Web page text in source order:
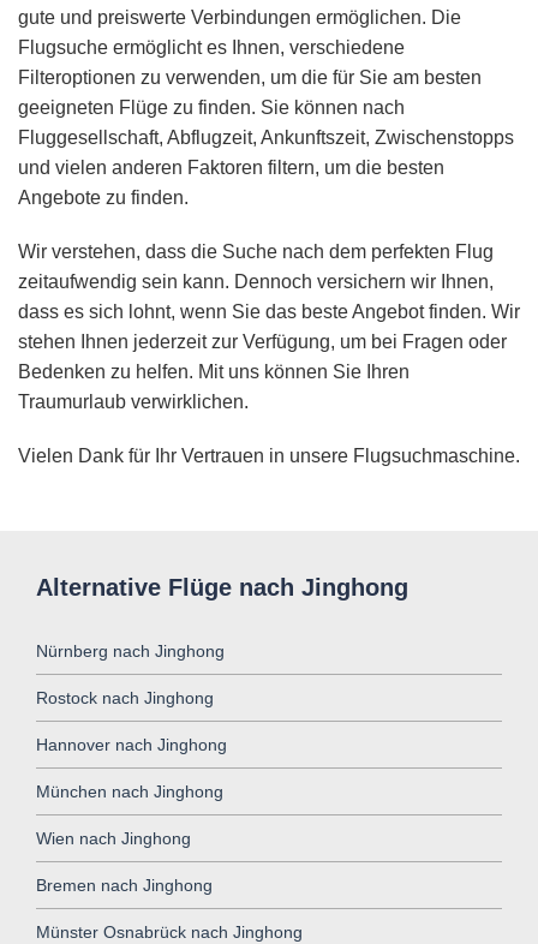
gute und preiswerte Verbindungen ermöglichen. Die
Flugsuche ermöglicht es Ihnen, verschiedene
Filteroptionen zu verwenden, um die für Sie am besten
geeigneten Flüge zu finden. Sie können nach
Fluggesellschaft, Abflugzeit, Ankunftszeit, Zwischenstopps
und vielen anderen Faktoren filtern, um die besten
Angebote zu finden.
Wir verstehen, dass die Suche nach dem perfekten Flug
zeitaufwendig sein kann. Dennoch versichern wir Ihnen,
dass es sich lohnt, wenn Sie das beste Angebot finden. Wir
stehen Ihnen jederzeit zur Verfügung, um bei Fragen oder
Bedenken zu helfen. Mit uns können Sie Ihren
Traumurlaub verwirklichen.
Vielen Dank für Ihr Vertrauen in unsere Flugsuchmaschine.
Alternative Flüge nach Jinghong
Nürnberg nach Jinghong
Rostock nach Jinghong
Hannover nach Jinghong
München nach Jinghong
Wien nach Jinghong
Bremen nach Jinghong
Münster Osnabrück nach Jinghong